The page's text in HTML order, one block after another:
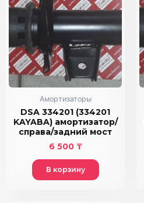
Амортизаторы
DSA 334201 (334201
KAYABA) амортизатор/
справа/задний мост
6 500 ₸
В корзину